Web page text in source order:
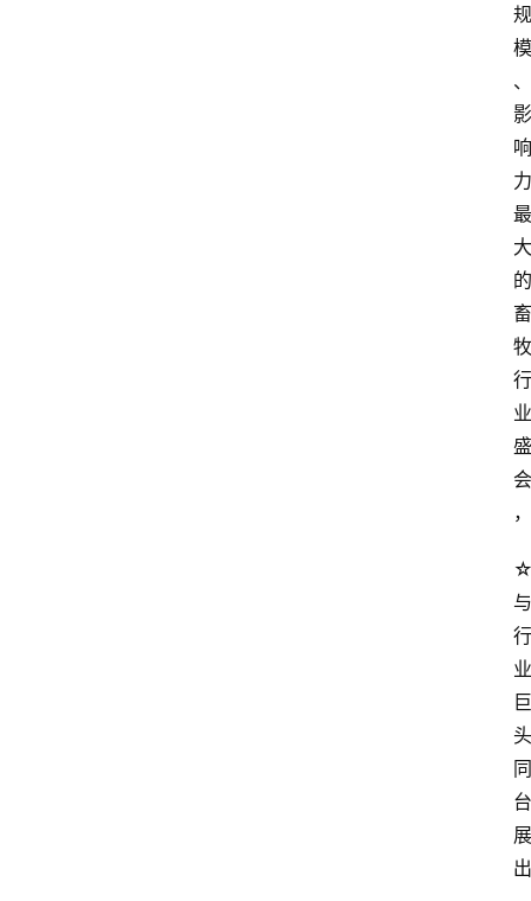
规
模
、
影
响
力
最
大
的
畜
牧
行
业
盛
会
，
与
行
业
巨
头
同
台
展
出